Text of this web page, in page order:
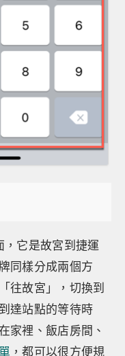
它是故宮到捷運
同樣分成兩個方
往故宮」，切換到
達站點的等待時
家裡、飯店房間、
，都可以很方便規